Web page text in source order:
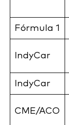
Fórmula 1
IndyCar
IndyCar
CME/ACO